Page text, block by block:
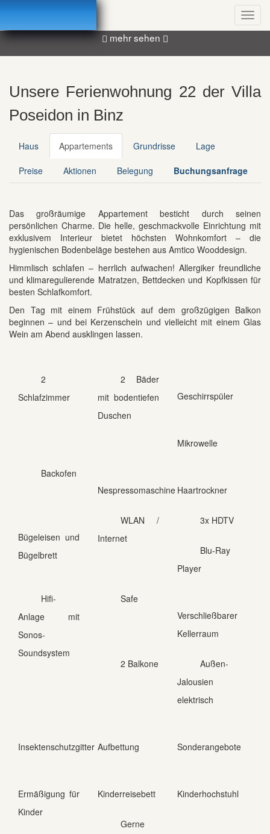
Skip
main
content
Startseite
mehr sehen
Unsere Ferienwohnung 22 der Villa
Poseidon in Binz
Haus Appartements Grundrisse Lage
Preise Aktionen Belegung Buchungsanfrage
Das großräumige Appartement besticht durch seinen
persönlichen Charme. Die helle, geschmackvolle Einrichtung mit
exklusivem Interieur bietet höchsten Wohnkomfort – die
hygienischen Bodenbeläge bestehen aus Amtico Wooddesign.
Himmlisch schlafen – herrlich aufwachen! Allergiker freundliche
und klimaregulierende Matratzen, Bettdecken und Kopfkissen für
besten Schlafkomfort.
Den Tag mit einem Frühstück auf dem großzügigen Balkon
beginnen – und bei Kerzenschein und vielleicht mit einem Glas
Wein am Abend ausklingen lassen.
2
Schlafzimmer
2 Bäder
mit bodentiefen
Duschen
Geschirrspüler
Mikrowelle
Backofen
Nespressomaschine Haartrockner
Bügeleisen und
Bügelbrett
WLAN /
Internet
3x HDTV
Blu-Ray
Player
Hifi-
Anlage mit
Sonos-
Soundsystem
Safe
Verschließbarer
Kellerraum
2 Balkone
Außen-
Jalousien
elektrisch
Insektenschutzgitter Aufbettung Sonderangebote
Ermäßigung für
Kinder
Kinderreisebett Kinderhochstuhl
Gerne